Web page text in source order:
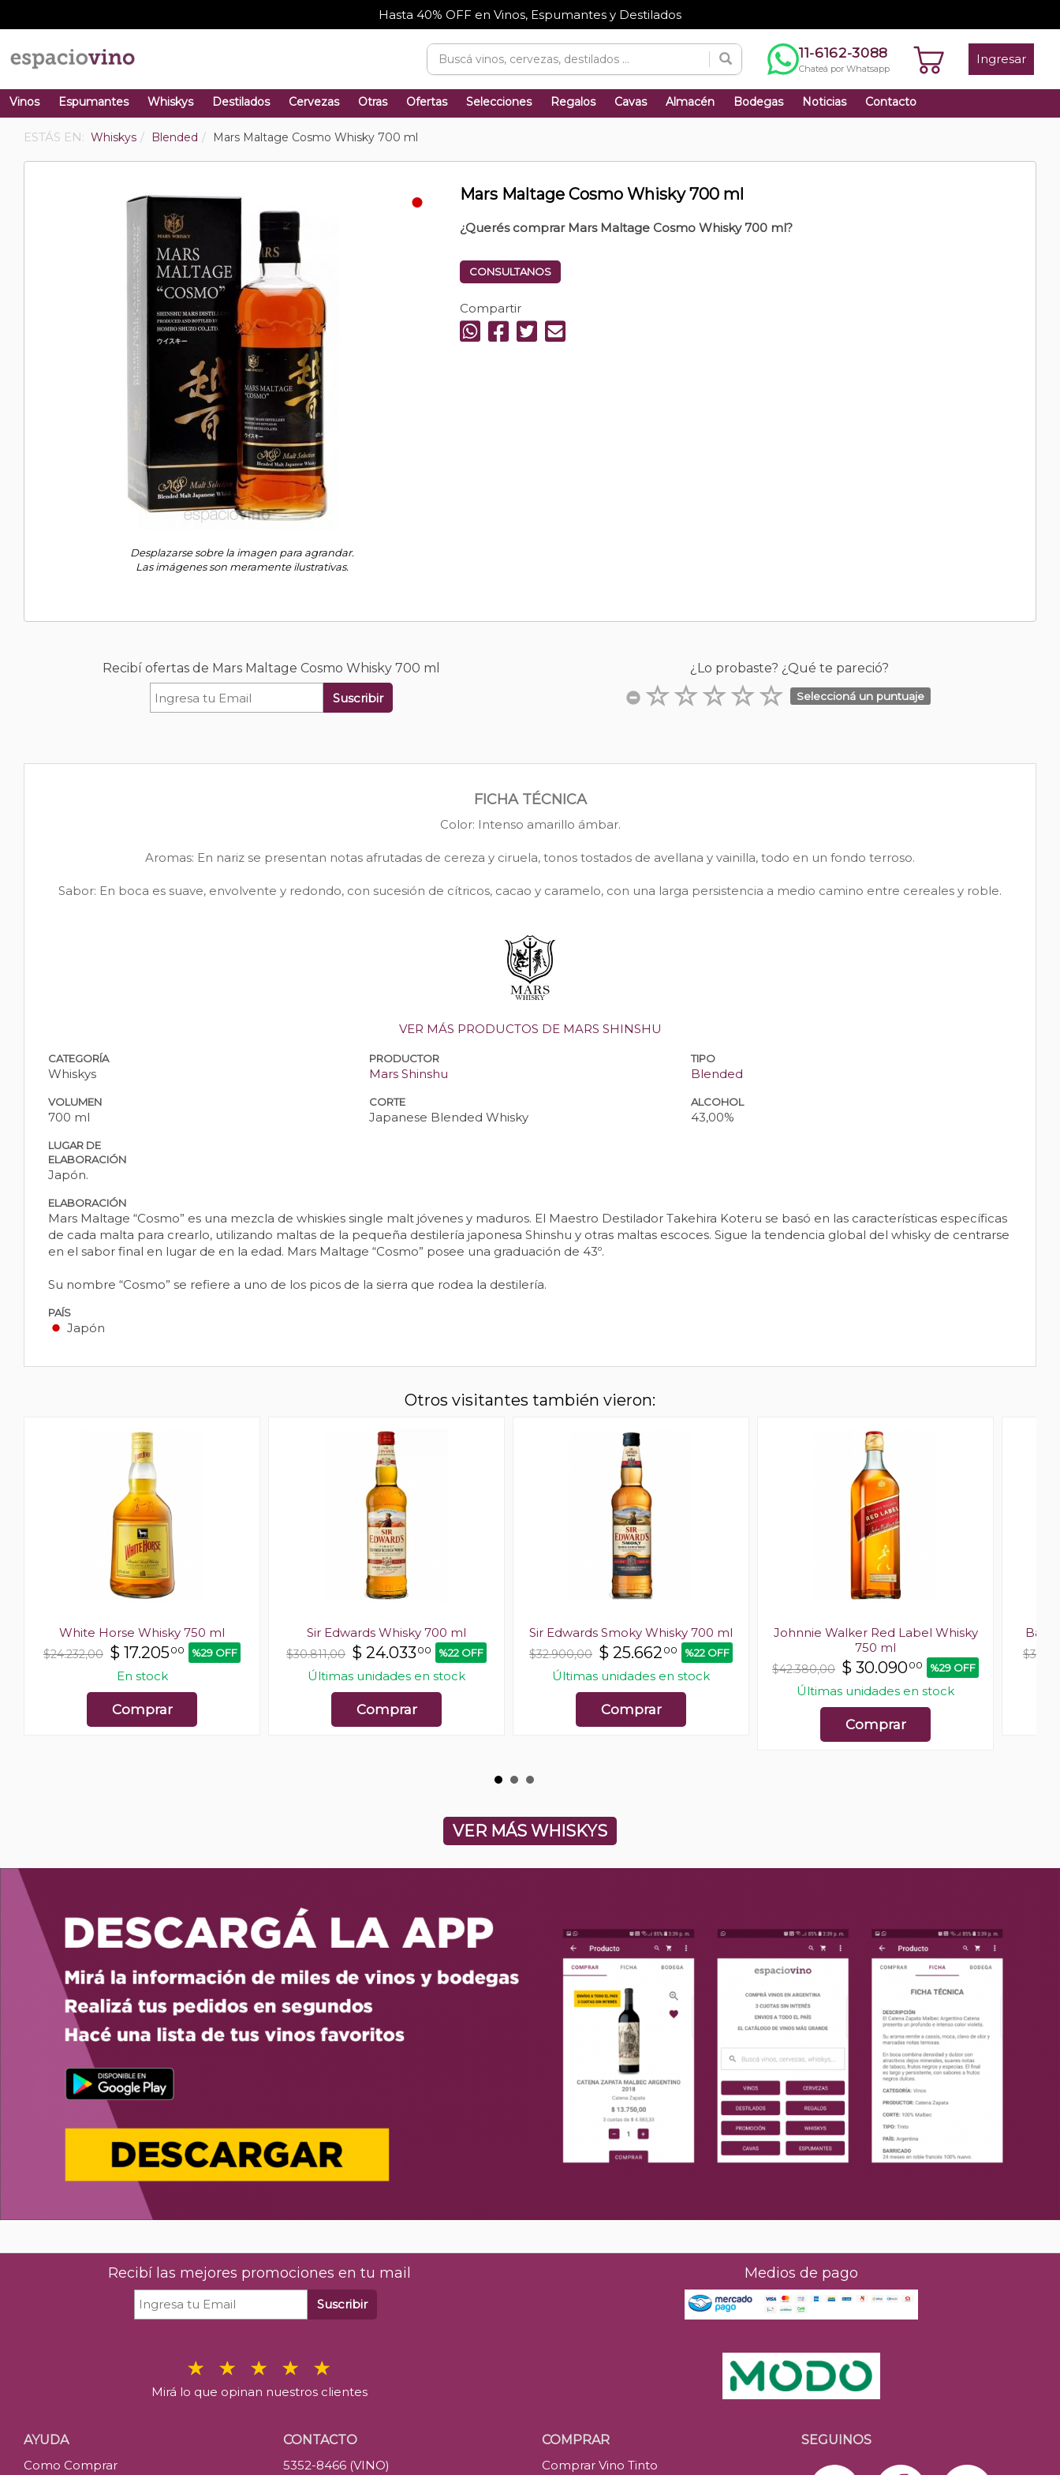
Hasta 40% OFF en Vinos, Espumantes y Destilados
11-6162-3088
Chateá por Whatsapp
Ingresar
Vinos Espumantes Whiskys Destilados Cervezas Otras Ofertas Selecciones Regalos Cavas Almacén Bodegas Noticias Contacto
ESTÁS EN: Whiskys Blended Mars Maltage Cosmo Whisky 700 ml
Desplazarse sobre la imagen para agrandar.
Las imágenes son meramente ilustrativas.
Mars Maltage Cosmo Whisky 700 ml
¿Querés comprar Mars Maltage Cosmo Whisky 700 ml?
CONSULTANOS
Compartir
Recibí ofertas de Mars Maltage Cosmo Whisky 700 ml
Suscribir
¿Lo probaste? ¿Qué te pareció?
Seleccioná un puntuaje
FICHA TÉCNICA
Color: Intenso amarillo ámbar.
Aromas: En nariz se presentan notas afrutadas de cereza y ciruela, tonos tostados de avellana y vainilla, todo en un fondo terroso.
Sabor: En boca es suave, envolvente y redondo, con sucesión de cítricos, cacao y caramelo, con una larga persistencia a medio camino entre cereales y roble.
VER MÁS PRODUCTOS DE MARS SHINSHU
CATEGORÍA
Whiskys
PRODUCTOR
Mars Shinshu
TIPO
Blended
VOLUMEN
700 ml
CORTE
Japanese Blended Whisky
ALCOHOL
43,00%
LUGAR DE
ELABORACIÓN
Japón.
ELABORACIÓN
Mars Maltage “Cosmo” es una mezcla de whiskies single malt jóvenes y maduros. El Maestro Destilador Takehira Koteru se basó en las características específicas
de cada malta para crearlo, utilizando maltas de la pequeña destilería japonesa Shinshu y otras maltas escoces. Sigue la tendencia global del whisky de centrarse
en el sabor final en lugar de en la edad. Mars Maltage “Cosmo” posee una graduación de 43º.
Su nombre “Cosmo” se refiere a uno de los picos de la sierra que rodea la destilería.
PAÍS
Japón
Otros visitantes también vieron:
White Horse Whisky 750 ml
$24.232,00 $ 17.20500 %29 OFF
En stock
Comprar
Sir Edwards Whisky 700 ml
$30.811,00 $ 24.033 00 %22 OFF
Últimas unidades en stock
Comprar
Sir Edwards Smoky Whisky 700 ml
$32.900,00 $ 25.662 00 %22 OFF
Últimas unidades en stock
Comprar
Johnnie Walker Red Label Whisky
750 ml
$42.380,00 $ 30.09000 %29 OFF
Últimas unidades en stock
Comprar
VER MÁS WHISKYS
Recibí las mejores promociones en tu mail
Suscribir
Mirá lo que opinan nuestros clientes
Medios de pago
AYUDA
Como Comprar
CONTACTO
5352-8466 (VINO)
COMPRAR
Comprar Vino Tinto
SEGUINOS